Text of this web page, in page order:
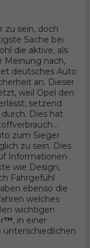
zu sein, doch
Sache bei
die aktive, als
Meinung nach,
deutsches Auto
an. Dieser
weil Opel den
setzend
Dies hat
zum Sieger
zu sein. Dies
Informationen
wie Design,
Fahrgefühl
ebenso die
welches
wichtigen
™, in einer